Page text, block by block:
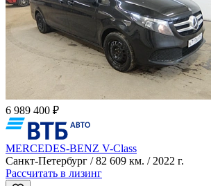
6 989 400 ₽
MERCEDES-BENZ V-Class
Санкт-Петербург / 82 609 км. / 2022 г.
Рассчитать в лизинг